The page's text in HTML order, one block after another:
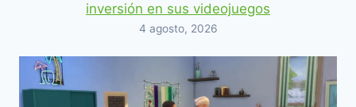
inversión en sus videojuegos
4 agosto, 2026